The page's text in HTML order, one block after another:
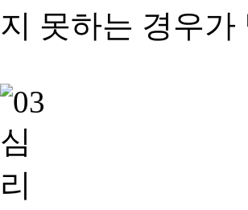
지 못하는 경우